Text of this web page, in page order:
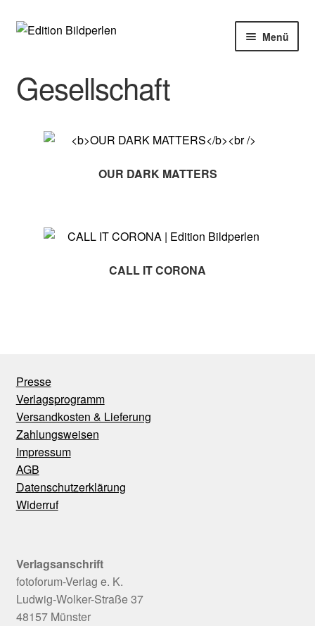
Zur
Zum
Menü
Autoren
Gesellschaft
OUR DARK MATTERS
CALL IT CORONA
Presse
Verlagsprogramm
Versandkosten & Lieferung
Zahlungsweisen
Impressum
AGB
Datenschutzerklärung
Widerruf
Verlagsanschrift
fotoforum-Verlag e. K.
Ludwig-Wolker-Straße 37
48157 Münster